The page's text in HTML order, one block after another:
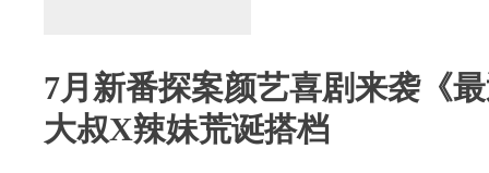
7月新番探案颜艺喜剧来袭《
大叔X辣妹荒诞搭档